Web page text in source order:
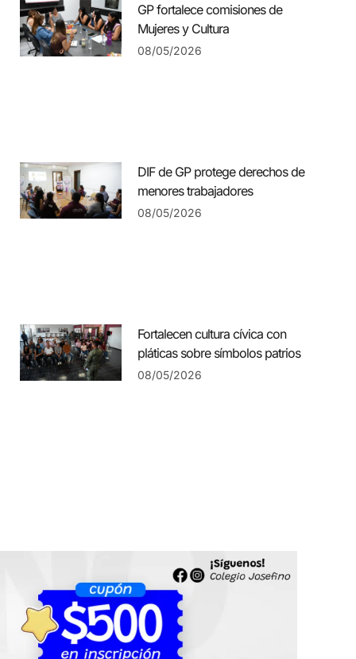
GP fortalece comisiones de
Mujeres y Cultura
08/05/2026
DIF de GP protege derechos de
menores trabajadores
08/05/2026
Fortalecen cultura cívica con
pláticas sobre símbolos patrios
08/05/2026